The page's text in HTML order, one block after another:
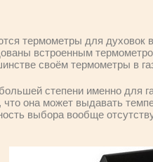
термометры для духовок
встроенным
своём термометры в
степени именно для
что она может выдавать
выбора вообще